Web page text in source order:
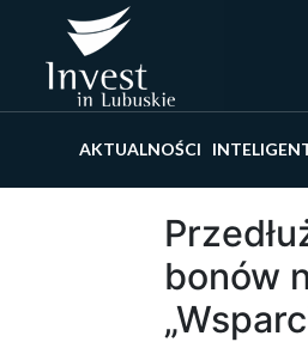
AKTUALNOŚCI
bonów